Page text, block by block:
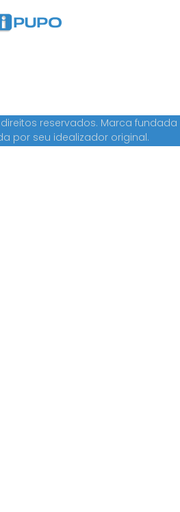
reservados. Marca fundada
por seu idealizador original.